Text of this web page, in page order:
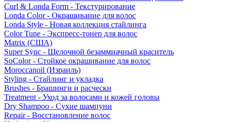
Curl & Londa Form - Текстурирование
Londa Color - Окрашивание для волос
Londa Style - Новая коллекция стайлинга
Color Tune - Экспресс-тонер для волос
Matrix (США)
Super Sync - Щелочной безаммиачный краситель
SoColor - Стойкое окрашивание для волос
Moroccanoil (Израиль)
Styling - Стайлинг и укладка
Brushes - Брашинги и расчески
Treatment - Уход за волосами и кожей головы
Dry Shampoo - Сухие шампуни
Repair - Восстановление волос